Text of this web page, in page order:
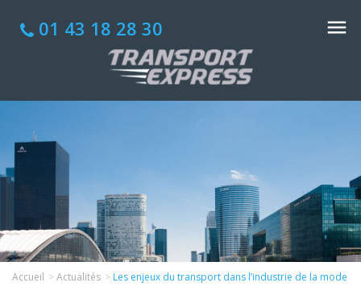
01 43 18 28 30
Accueil Actualités Les enjeux du transport dans l’industrie de la mode